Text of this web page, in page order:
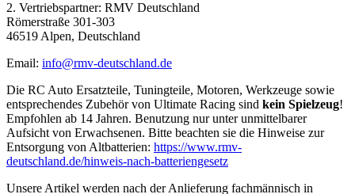
2. Vertriebspartner: RMV Deutschland
Römerstraße 301-303
46519 Alpen, Deutschland
Email: info@rmv-deutschland.de
Die RC Auto Ersatzteile, Tuningteile, Motoren, Werkzeuge sowie
entsprechendes Zubehör von Ultimate Racing sind kein Spielzeug!
Empfohlen ab 14 Jahren. Benutzung nur unter unmittelbarer
Aufsicht von Erwachsenen. Bitte beachten sie die Hinweise zur
Entsorgung von Altbatterien: https://www.rmv-
deutschland.de/hinweis-nach-batteriengesetz
Unsere Artikel werden nach der Anlieferung fachmännisch in